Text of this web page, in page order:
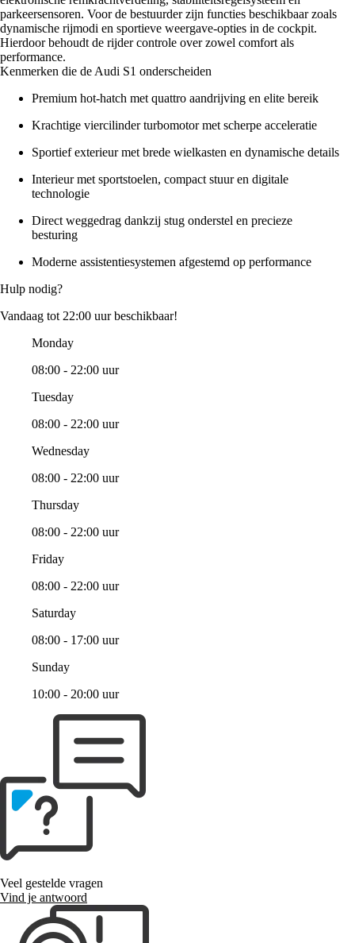
parkeersensoren. Voor de bestuurder zijn functies beschikbaar zoals
dynamische rijmodi en sportieve weergave-opties in de cockpit.
Hierdoor behoudt de rijder controle over zowel comfort als
performance.
Kenmerken die de Audi S1 onderscheiden
Premium hot‑hatch met quattro aandrijving en elite bereik
Krachtige viercilinder turbomotor met scherpe acceleratie
Sportief exterieur met brede wielkasten en dynamische details
Interieur met sportstoelen, compact stuur en digitale
technologie
Direct weggedrag dankzij stug onderstel en precieze
besturing
Moderne assistentiesystemen afgestemd op performance
Hulp nodig?
Vandaag tot 22:00 uur beschikbaar!
Monday
08:00 - 22:00 uur
Tuesday
08:00 - 22:00 uur
Wednesday
08:00 - 22:00 uur
Thursday
08:00 - 22:00 uur
Friday
08:00 - 22:00 uur
Saturday
08:00 - 17:00 uur
Sunday
10:00 - 20:00 uur
Veel gestelde vragen
Vind je antwoord